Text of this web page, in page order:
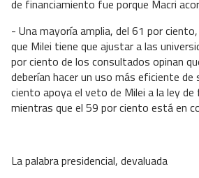
de financiamiento fue porque Macri
- Una mayoría amplia, del 61 por
que Milei tiene que ajustar a las
por ciento de los consultados opinan
deberían hacer un uso más eficiente
ciento apoya el veto de Milei a la ley
mientras que el 59 por ciento está en
La palabra presidencial, devaluada